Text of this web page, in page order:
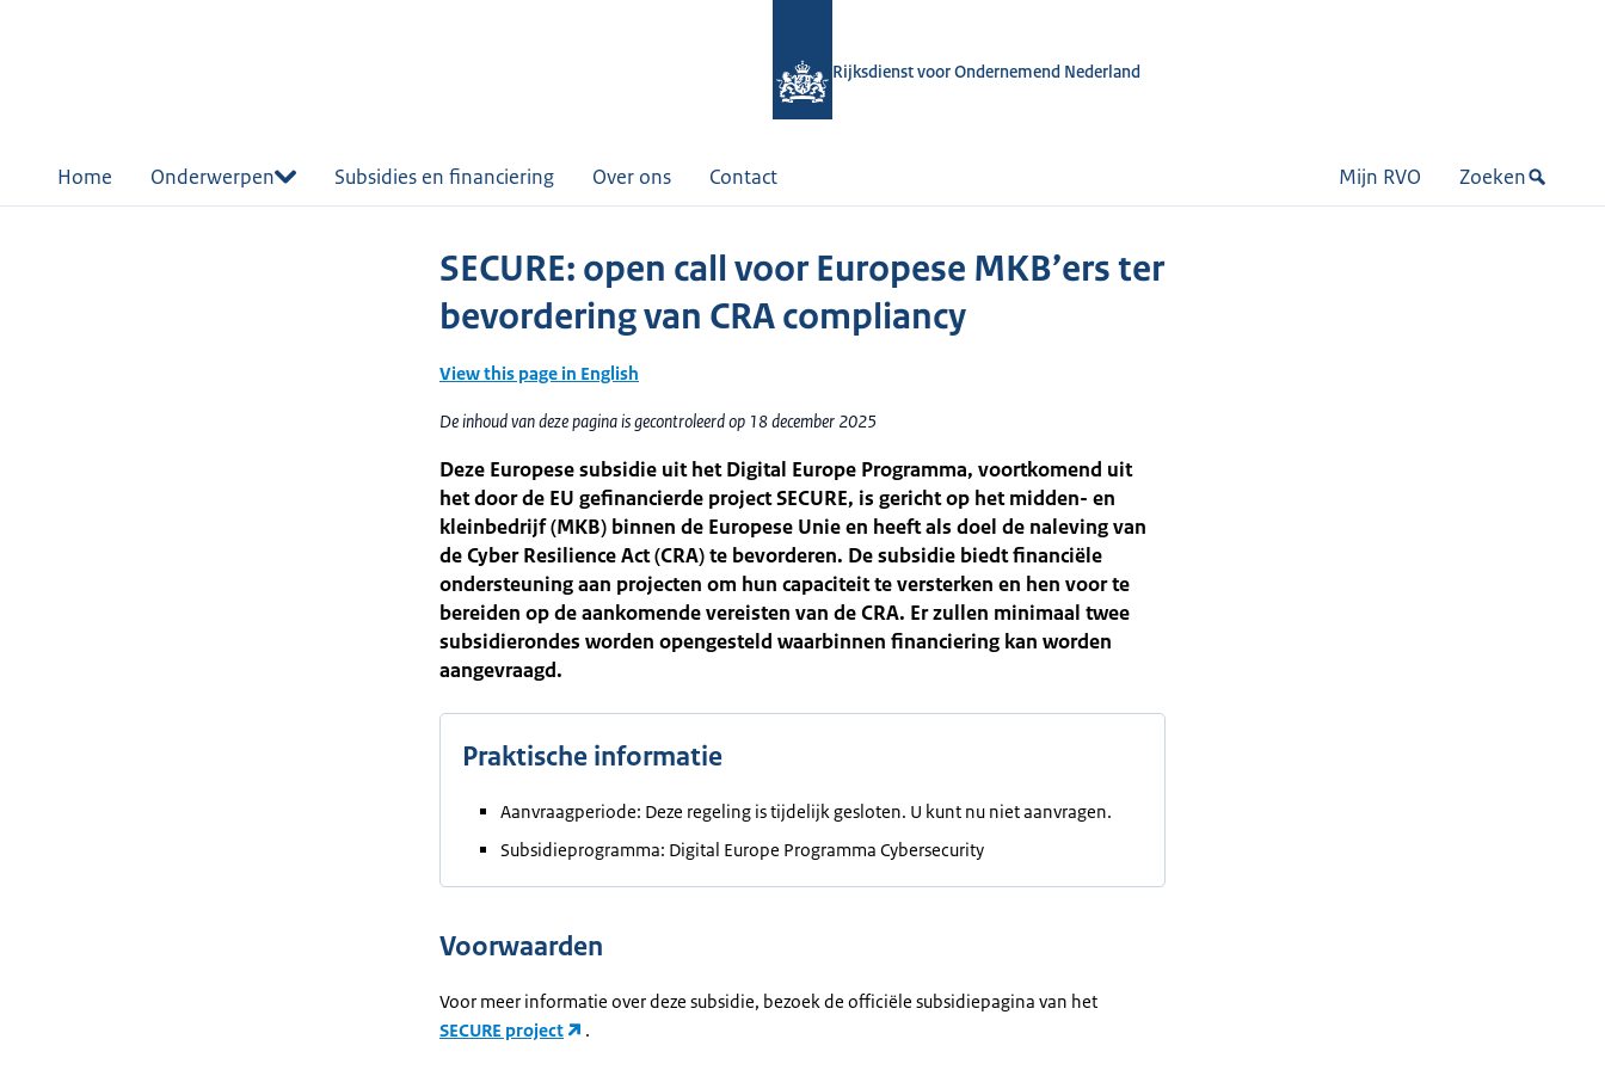
Rijksdienst voor Ondernemend Nederland
Home Onderwerpen Subsidies en financiering Over ons Contact Mijn RVO Zoeken
SECURE: open call voor Europese MKB’ers ter
bevordering van CRA compliancy
View this page in English
De inhoud van deze pagina is gecontroleerd op 18 december 2025
Deze Europese subsidie uit het Digital Europe Programma, voortkomend uit
het door de EU gefinancierde project SECURE, is gericht op het midden- en
kleinbedrijf (MKB) binnen de Europese Unie en heeft als doel de naleving van
de Cyber Resilience Act (CRA) te bevorderen. De subsidie biedt financiële
ondersteuning aan projecten om hun capaciteit te versterken en hen voor te
bereiden op de aankomende vereisten van de CRA. Er zullen minimaal twee
subsidierondes worden opengesteld waarbinnen financiering kan worden
aangevraagd.
Praktische informatie
Aanvraagperiode: Deze regeling is tijdelijk gesloten. U kunt nu niet aanvragen.
Subsidieprogramma: Digital Europe Programma Cybersecurity
Voorwaarden
Voor meer informatie over deze subsidie, bezoek de officiële subsidiepagina van het
SECURE project
.